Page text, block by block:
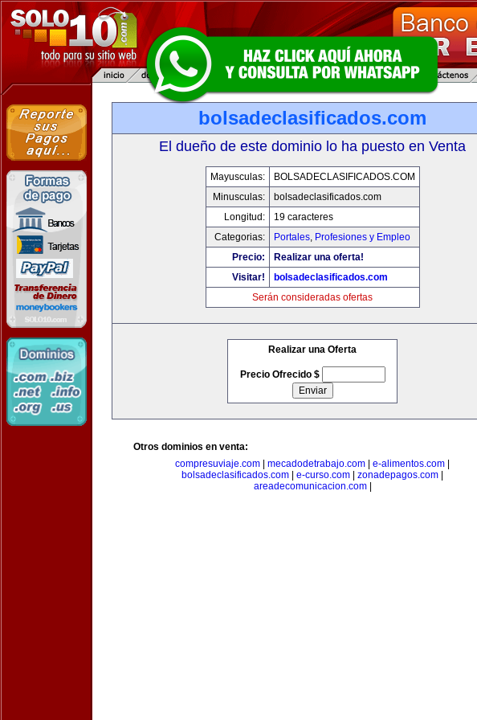
bolsadeclasificados.com
El dueño de este dominio lo ha puesto en Venta
Mayusculas:
BOLSADECLASIFICADOS.COM
Minusculas:
bolsadeclasificados.com
Longitud:
19 caracteres
Categorias:
Portales, Profesiones y Empleo
Precio:
Realizar una oferta!
Visitar!
bolsadeclasificados.com
Serán consideradas ofertas
Realizar una Oferta
Precio Ofrecido $
Otros dominios en venta:
compresuviaje.com
mecadodetrabajo.com e-alimentos.com
bolsadeclasificados.com
e-curso.com zonadepagos.com
areadecomunicacion.com|